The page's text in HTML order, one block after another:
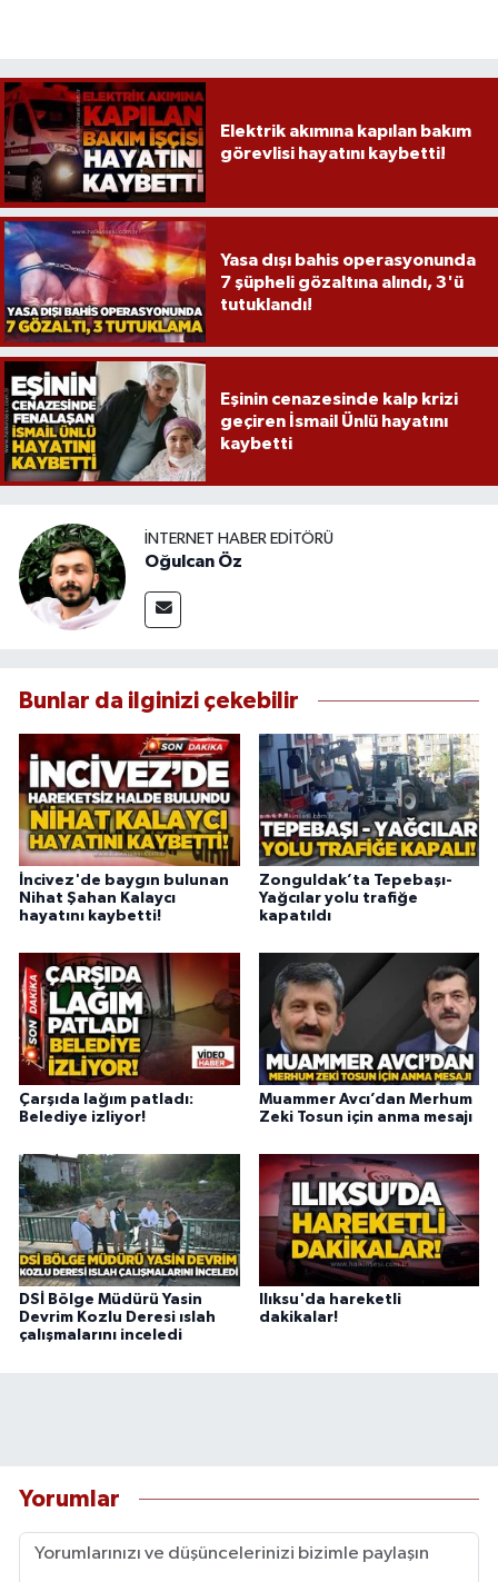
Elektrik akımına kapılan bakım
görevlisi hayatını kaybetti!
Yasa dışı bahis operasyonunda
7 şüpheli gözaltına alındı, 3'ü
tutuklandı!
Eşinin cenazesinde kalp krizi
geçiren İsmail Ünlü hayatını
kaybetti
İNTERNET HABER EDITÖRÜ
Oğulcan Öz
Bunlar da ilginizi çekebilir
İncivez'de baygın bulunan
Nihat Şahan Kalaycı
hayatını kaybetti!
Zonguldak’ta Tepebaşı-
Yağcılar yolu trafiğe
kapatıldı
Çarşıda lağım patladı:
Belediye izliyor!
Muammer Avcı’dan Merhum
Zeki Tosun için anma mesajı
DSİ Bölge Müdürü Yasin
Devrim Kozlu Deresi ıslah
çalışmalarını inceledi
Ilıksu'da hareketli
dakikalar!
Yorumlar